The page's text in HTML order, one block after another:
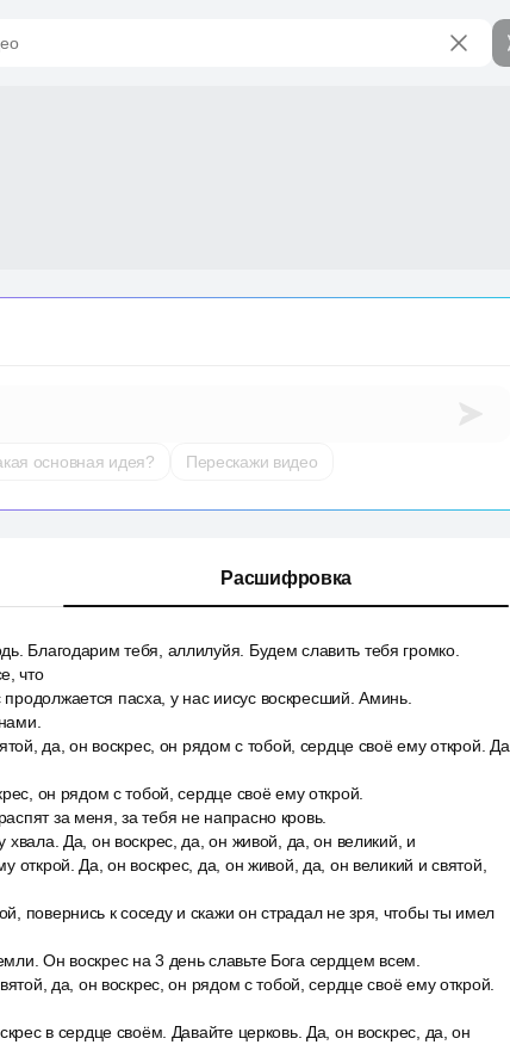
основная идея? Перескажи видео
Расшифровка
Благодарим тебя, аллилуйя. Будем славить тебя громко.
что
пасха, у нас иисус воскресший. Аминь.
да, он воскрес, он рядом с тобой, сердце своё ему открой. Да
он рядом с тобой, сердце своё ему открой.
за меня, за тебя не напрасно кровь.
хвала. Да, он воскрес, да, он живой, да, он великий, и
открой. Да, он воскрес, да, он живой, да, он великий и святой,
повернись к соседу и скажи он страдал не зря, чтобы ты имел
Он воскрес на 3 день славьте Бога сердцем всем.
да, он воскрес, он рядом с тобой, сердце своё ему открой.
в сердце своём. Давайте церковь. Да, он воскрес, да, он